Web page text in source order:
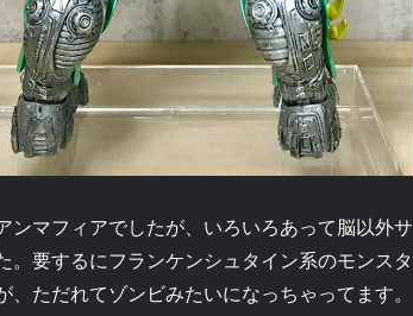
ンマフィアでしたが、いろいろあって脳以外サ
要するにフランケンシュタイン系のモンスタ
ただれてゾンビみたいになっちゃってます。